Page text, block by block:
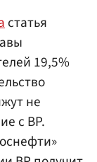
статья
19,5%
не
с BP.